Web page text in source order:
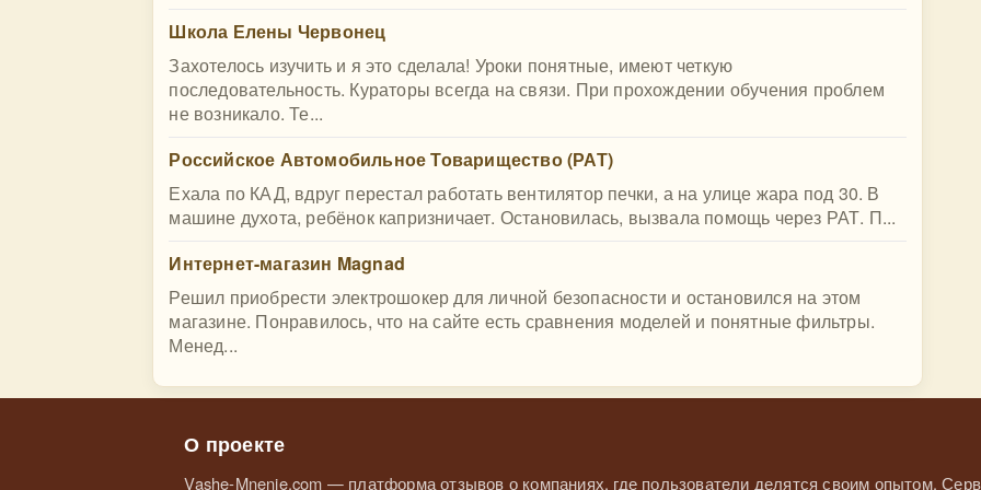
Школа Елены Червонец
Захотелось изучить и я это сделала! Уроки понятные, имеют четкую
последовательность. Кураторы всегда на связи. При прохождении обучения проблем
не возникало. Те...
Российское Автомобильное Товарищество (РАТ)
Ехала по КАД, вдруг перестал работать вентилятор печки, а на улице жара под 30. В
машине духота, ребёнок капризничает. Остановилась, вызвала помощь через РАТ. П...
Интернет-магазин Magnad
Решил приобрести электрошокер для личной безопасности и остановился на этом
магазине. Понравилось, что на сайте есть сравнения моделей и понятные фильтры.
Менед...
О проекте
Vashe-Mnenie.com — платформа отзывов о компаниях, где пользователи делятся своим опытом.